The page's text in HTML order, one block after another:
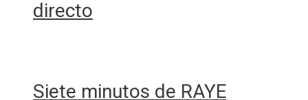
directo
Siete minutos de RAYE